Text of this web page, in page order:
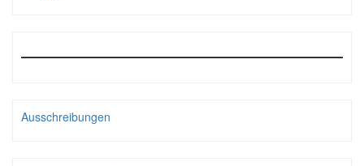
Ausschreibungen